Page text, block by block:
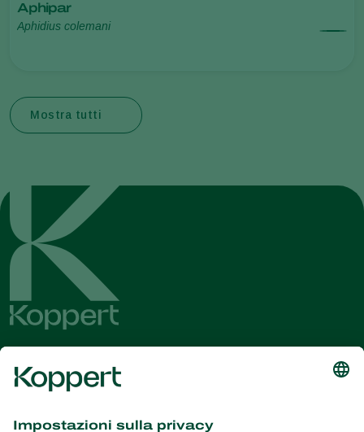
Aphipar
Aphidius colemani
Mostra tutti
Ricevi le ultime novità e
informazioni